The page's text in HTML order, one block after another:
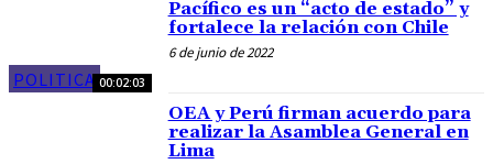
POLITICA 00:02:03
Pacífico es un “acto de estado” y
fortalece la relación con Chile
6 de junio de 2022
OEA y Perú firman acuerdo para
realizar la Asamblea General en
Lima